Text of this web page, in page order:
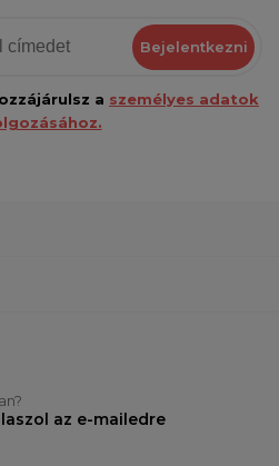
Bejelentkezni
a személyes adatok
az e-mailedre